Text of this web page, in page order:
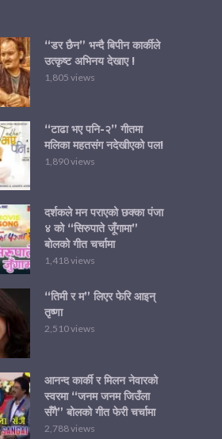
“डर छैन” भन्दै बिपीन कार्कीले
उत्कृष्ट अभिनय देखाए !
1,805 views
“टाढा भए पनि-२” गीतमा
मलिका महतसंग नदेखीएको पल!
1,890 views
दर्शकले मन पराएको छक्का पंजा
४ को “सिरुपाते जूँगामा”
बोलको गीत चर्चामा
1,418 views
“तिमी र म” लिएर फेरि आइन्
तृष्णा
2,510 views
आनन्द कार्की र मिलन नेवारको
स्वरमा “जनम जनम जिउँला
सँगै” बोलको गीत फेरी चर्चामा
2,788 views